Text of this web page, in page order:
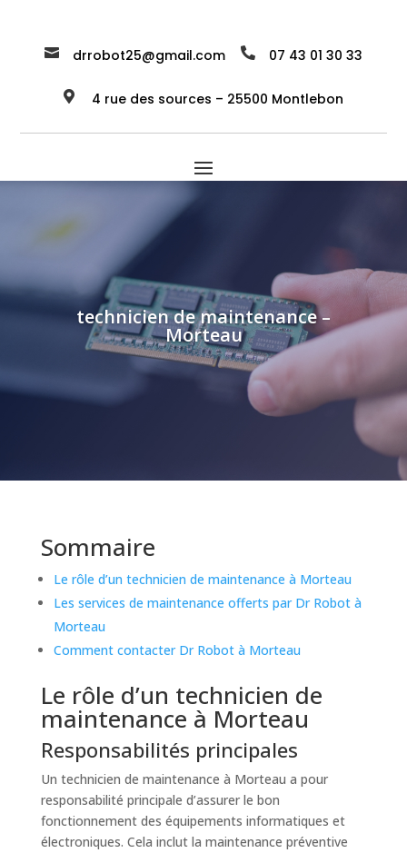
 drrobot25@gmail.com  07 43 01 30 33
 4 rue des sources – 25500 Montlebon
technicien de maintenance –
Morteau
Sommaire
Le rôle d’un technicien de maintenance à Morteau
Les services de maintenance offerts par Dr Robot à
Morteau
Comment contacter Dr Robot à Morteau
Le rôle d’un technicien de
maintenance à Morteau
Responsabilités principales
Un technicien de maintenance à Morteau a pour
responsabilité principale d’assurer le bon
fonctionnement des équipements informatiques et
électroniques. Cela inclut la maintenance préventive